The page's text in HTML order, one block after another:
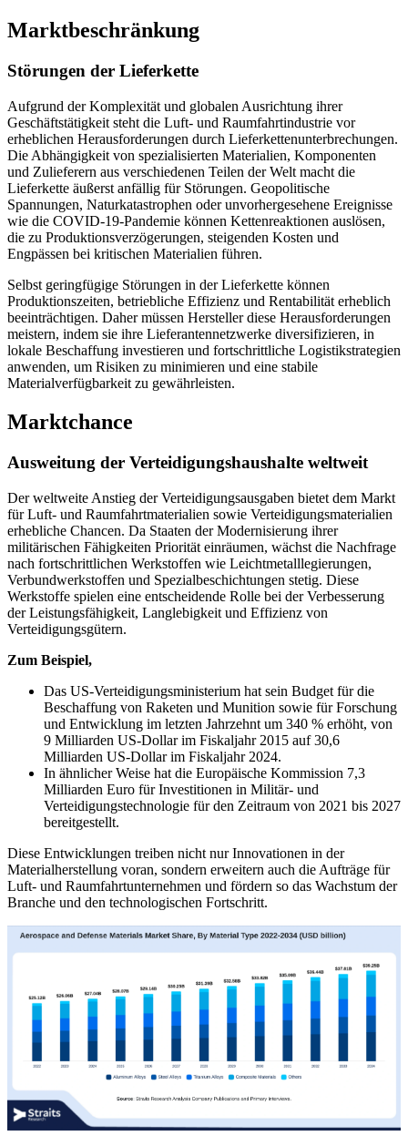
Marktbeschränkung
Störungen der Lieferkette
Aufgrund der Komplexität und globalen Ausrichtung ihrer
Geschäftstätigkeit steht die Luft- und Raumfahrtindustrie vor
erheblichen Herausforderungen durch Lieferkettenunterbrechungen.
Die Abhängigkeit von spezialisierten Materialien, Komponenten
und Zulieferern aus verschiedenen Teilen der Welt macht die
Lieferkette äußerst anfällig für Störungen. Geopolitische
Spannungen, Naturkatastrophen oder unvorhergesehene Ereignisse
wie die COVID-19-Pandemie können Kettenreaktionen auslösen,
die zu Produktionsverzögerungen, steigenden Kosten und
Engpässen bei kritischen Materialien führen.
Selbst geringfügige Störungen in der Lieferkette können
Produktionszeiten, betriebliche Effizienz und Rentabilität erheblich
beeinträchtigen. Daher müssen Hersteller diese Herausforderungen
meistern, indem sie ihre Lieferantennetzwerke diversifizieren, in
lokale Beschaffung investieren und fortschrittliche Logistikstrategien
anwenden, um Risiken zu minimieren und eine stabile
Materialverfügbarkeit zu gewährleisten.
Marktchance
Ausweitung der Verteidigungshaushalte weltweit
Der weltweite Anstieg der Verteidigungsausgaben bietet dem Markt
für Luft- und Raumfahrtmaterialien sowie Verteidigungsmaterialien
erhebliche Chancen. Da Staaten der Modernisierung ihrer
militärischen Fähigkeiten Priorität einräumen, wächst die Nachfrage
nach fortschrittlichen Werkstoffen wie Leichtmetalllegierungen,
Verbundwerkstoffen und Spezialbeschichtungen stetig. Diese
Werkstoffe spielen eine entscheidende Rolle bei der Verbesserung
der Leistungsfähigkeit, Langlebigkeit und Effizienz von
Verteidigungsgütern.
Zum Beispiel,
Das US-Verteidigungsministerium hat sein Budget für die
Beschaffung von Raketen und Munition sowie für Forschung
und Entwicklung im letzten Jahrzehnt um 340 % erhöht, von
9 Milliarden US-Dollar im Fiskaljahr 2015 auf 30,6
Milliarden US-Dollar im Fiskaljahr 2024.
In ähnlicher Weise hat die Europäische Kommission 7,3
Milliarden Euro für Investitionen in Militär- und
Verteidigungstechnologie für den Zeitraum von 2021 bis 2027
bereitgestellt.
Diese Entwicklungen treiben nicht nur Innovationen in der
Materialherstellung voran, sondern erweitern auch die Aufträge für
Luft- und Raumfahrtunternehmen und fördern so das Wachstum der
Branche und den technologischen Fortschritt.